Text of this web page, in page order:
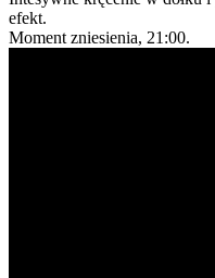
efekt.
Moment zniesienia, 21:00.